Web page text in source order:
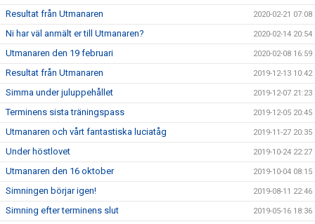
Resultat från Utmanaren 2020-02-21 07:08
Ni har väl anmält er till Utmanaren? 2020-02-14 20:54
Utmanaren den 19 februari 2020-02-08 16:59
Resultat från Utmanaren 2019-12-13 10:42
Simma under juluppehållet 2019-12-07 21:23
Terminens sista träningspass 2019-12-05 20:45
Utmanaren och vårt fantastiska luciatåg 2019-11-27 20:35
Under höstlovet 2019-10-24 22:27
Utmanaren den 16 oktober 2019-10-04 08:15
Simningen börjar igen! 2019-08-11 22:46
Simning efter terminens slut 2019-05-16 18:36